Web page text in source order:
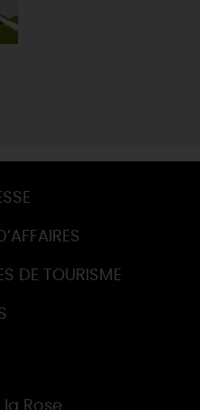
DE TOURISME
Rose